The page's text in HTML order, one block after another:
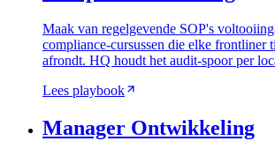
Maak van regelgevende SOP's
compliance-cursussen die elke frontliner
afrondt. HQ houdt het audit-spoor per
Lees playbook
Manager Ontwikkeling